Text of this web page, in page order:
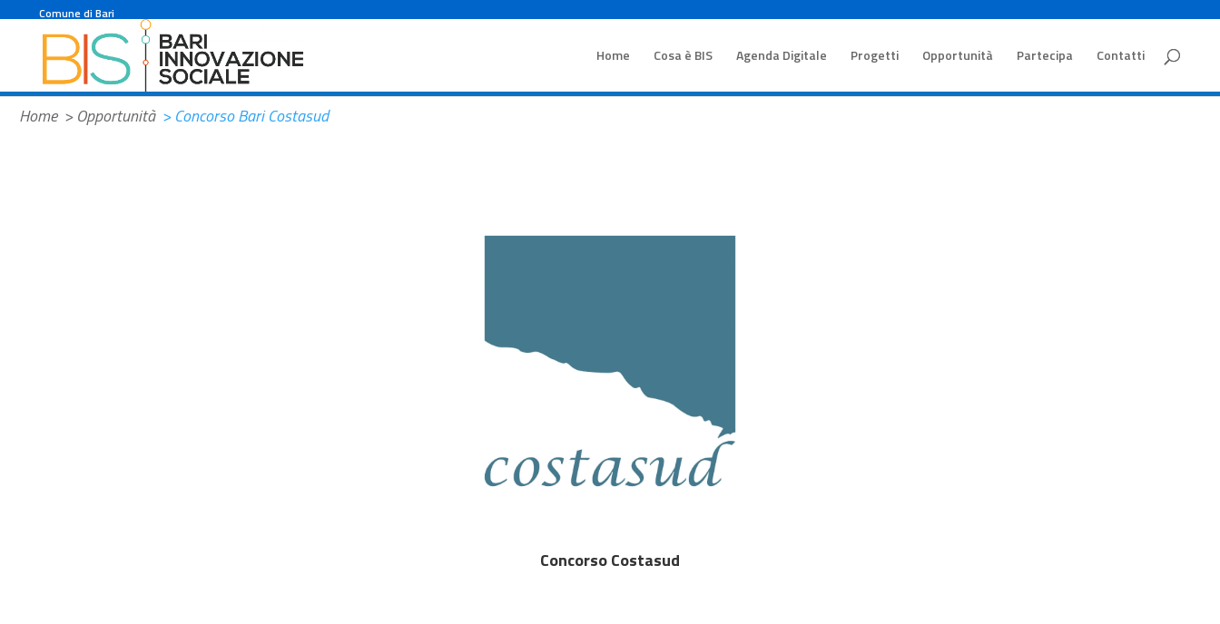
Comune di Bari
Home Cosa è BIS Agenda Digitale Progetti Opportunità Partecipa Contatti
Home > Opportunità > Concorso Bari Costasud
Concorso Costasud